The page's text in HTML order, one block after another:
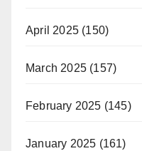
April 2025 (150)
March 2025 (157)
February 2025 (145)
January 2025 (161)